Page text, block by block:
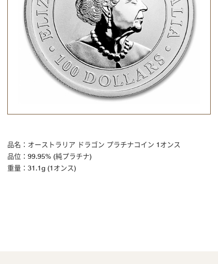
品名：オーストラリア ドラゴン プラチナコイン 1オンス
品位：99.95% (純プラチナ)
重量：31.1g (1オンス)